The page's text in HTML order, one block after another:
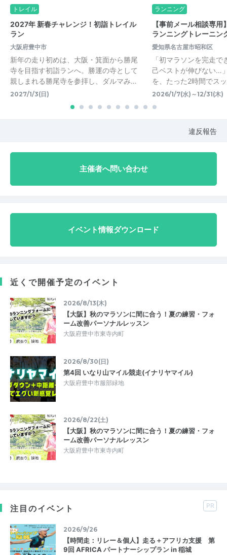
トレイル
2027年 新春チャレンジ！初詣トレイル
ラン
大阪府豊中市
新年の走り初めは、大阪・箕面から勝尾
寺を目指す初詣ランへ。勝運の寺として
親しまれる勝尾寺を参拝し、ダルマみ…
2027/1/3(日)
ランニング
【事前メール相談専
ランニングトレーニン
愛知県名古屋市昭和区
「初マラソンを完走
己ベストが伸びない…
を、たった2時間でス
2026/1/7(水)～12/31(木)
違反報告
主催者へ問い合わせ
イベント情報ダウンロード
近くで開催予定のイベント
2026/8/13(木)
【大阪】秋のマラソンに間に合う！夏の練習・フォ
ーム改善パーソナルレッスン
大阪府豊中市東寺内町
2026/8/30(日)
第4回 いなり山マイル競走(イナリヤマイル)
大阪府豊中市服部緑地
2026/8/22(土)
【大阪】秋のマラソンに間に合う！夏の練習・フォ
ーム改善パーソナルレッスン
大阪府豊中市東寺内町
注目のイベント PR
2026/9/26
【時間走：リレー＆個人】走る＋アフリカ支援 第
9回 AFRICA パートナーシップラン in 稲城